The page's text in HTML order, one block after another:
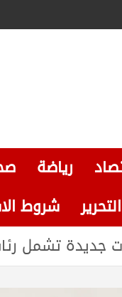
رياضة
شروط
جديدة تشمل